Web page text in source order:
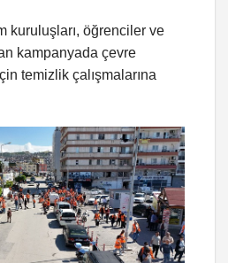
kuruluşları, öğrenciler ve
kampanyada çevre
temizlik çalışmalarına